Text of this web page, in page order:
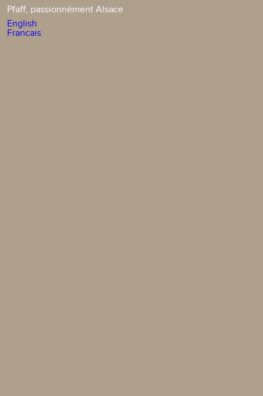
Pfaff, passionnément Alsace
English
Francais